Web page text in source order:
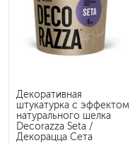
Декоративная
штукатурка с эффектом
натурального шелка
Decorazza Seta /
Декорацца Сета